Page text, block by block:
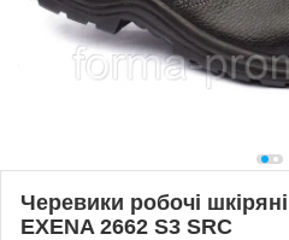
Черевики робочі
EXENA 2662 S3 SRC